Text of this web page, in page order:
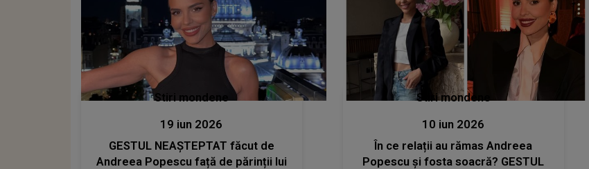
Stiri mondene
19 iun 2026
GESTUL NEAȘTEPTAT făcut de
Andreea Popescu față de părinții lui
Stiri mondene
10 iun 2026
În ce relații au rămas Andreea
Popescu și fosta soacră? GESTUL